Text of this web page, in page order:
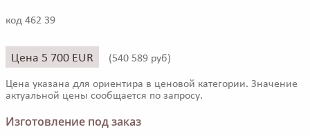
код 462 39
Цена 5 700 EUR (540 589 руб)
Цена указана для ориентира в ценовой категории. Значение
актуальной цены сообщается по запросу.
Изготовление под заказ